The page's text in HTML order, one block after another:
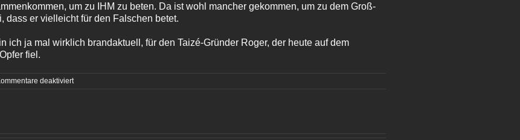
um zu IHM zu beten. Da ist wohl mancher gekommen, um zu dem Groß-
dass er vielleicht für den Falschen betet.
ich ja mal wirklich brandaktuell, für den Taizé-Gründer Roger, der heute auf dem
fiel.
deaktiviertfür